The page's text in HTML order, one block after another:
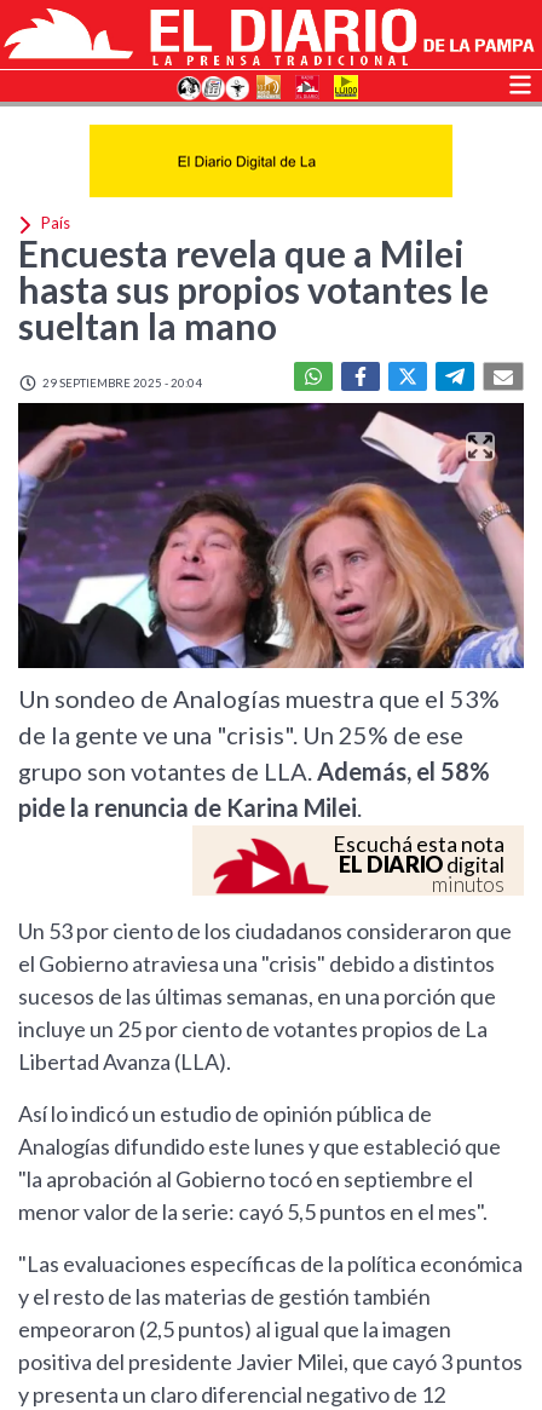
País
Encuesta revela que a Milei
hasta sus propios votantes le
sueltan la mano
29 SEPTIEMBRE 2025 - 20:04
Un sondeo de Analogías muestra que el 53%
de la gente ve una "crisis". Un 25% de ese
grupo son votantes de LLA.Además, el 58%
pide la renuncia de Karina Milei.
Escuchá esta nota
EL DIARIOdigital
minutos
Un 53 por ciento de los ciudadanos consideraron que
el Gobierno atraviesa una "crisis" debido a distintos
sucesos de las últimas semanas, en una porción que
incluye un 25 por ciento de votantes propios de La
Libertad Avanza (LLA).
Así lo indicó un estudio de opinión pública de
Analogías difundido este lunes y que estableció que
"la aprobación al Gobierno tocó en septiembre el
menor valor de la serie: cayó 5,5 puntos en el mes".
"Las evaluaciones específicas de la política económica
y el resto de las materias de gestión también
empeoraron (2,5 puntos) al igual que la imagen
positiva del presidente Javier Milei, que cayó 3 puntos
y presenta un claro diferencial negativo de 12